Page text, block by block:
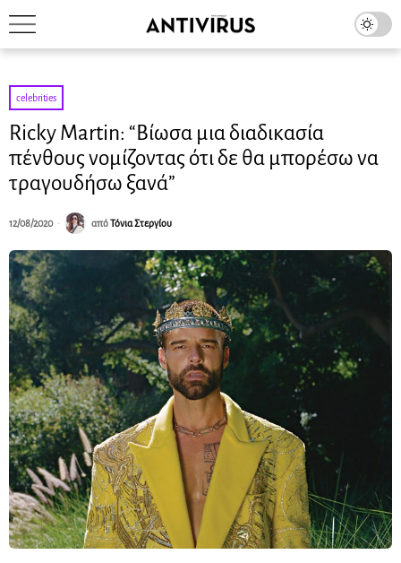
celebrities
Ricky Martin: “Βίωσα μια διαδικασία
πένθους νομίζοντας ότι δε θα μπορέσω να
τραγουδήσω ξανά”
12/08/2020 απόΤόνια Στεργίου